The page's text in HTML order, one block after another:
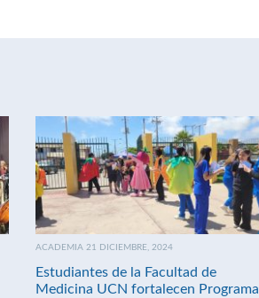
ACADEMIA 21 DICIEMBRE, 2024
Estudiantes de la Facultad de
Medicina UCN fortalecen Programa